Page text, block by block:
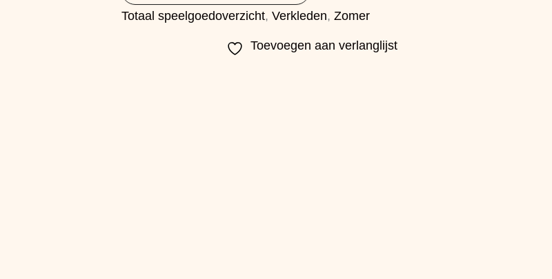
Totaal speelgoedoverzicht, Verkleden, Zomer
Toevoegen aan verlanglijst